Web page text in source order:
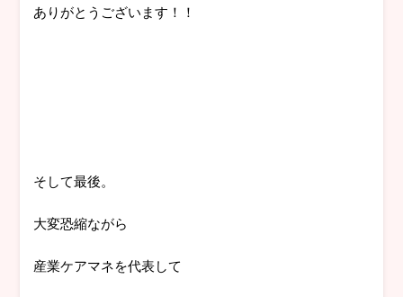
ありがとうございます！！
そして最後。
大変恐縮ながら
産業ケアマネを代表して